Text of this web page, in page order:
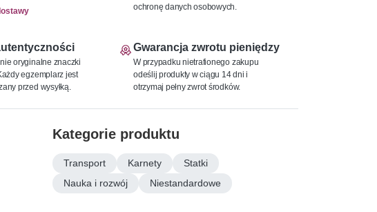
ochronę danych osobowych.
oryginalne znaczki
egzemplarz jest
przed wysyłką.
Gwarancja zwrotu pieniędzy
W przypadku nietrafionego zakupu
odeślij produkty w ciągu 14 dni i
otrzymaj pełny zwrot środków.
Kategorie produktu
Transport Karnety
Statki
Nauka i rozwój
Niestandardowe